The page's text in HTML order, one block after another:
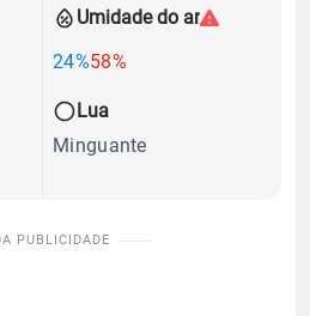
Umidade do ar
24%58%
Lua
Minguante